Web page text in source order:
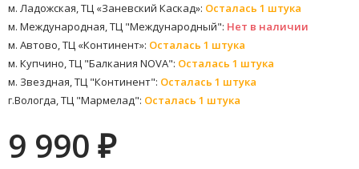
м. Ладожская, ТЦ «Заневский Каскад»: Осталась 1 штука
м. Международная, ТЦ "Международный": Нет в наличии
м. Автово, ТЦ «Континент»: Осталась 1 штука
м. Купчино, ТЦ "Балкания NOVA": Осталась 1 штука
м. Звездная, ТЦ "Континент": Осталась 1 штука
г.Вологда, ТЦ "Мармелад": Осталась 1 штука
9 990 ₽